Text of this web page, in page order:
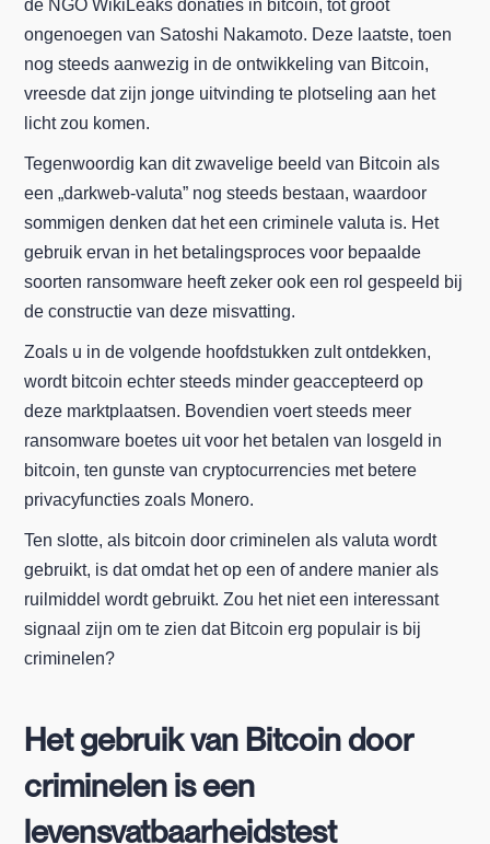
de NGO WikiLeaks donaties in bitcoin, tot groot
ongenoegen van Satoshi Nakamoto. Deze laatste, toen
nog steeds aanwezig in de ontwikkeling van Bitcoin,
vreesde dat zijn jonge uitvinding te plotseling aan het
licht zou komen.
Tegenwoordig kan dit zwavelige beeld van Bitcoin als
een „darkweb-valuta” nog steeds bestaan, waardoor
sommigen denken dat het een criminele valuta is. Het
gebruik ervan in het betalingsproces voor bepaalde
soorten ransomware heeft zeker ook een rol gespeeld bij
de constructie van deze misvatting.
Zoals u in de volgende hoofdstukken zult ontdekken,
wordt bitcoin echter steeds minder geaccepteerd op
deze marktplaatsen. Bovendien voert steeds meer
ransomware boetes uit voor het betalen van losgeld in
bitcoin, ten gunste van cryptocurrencies met betere
privacyfuncties zoals Monero.
Ten slotte, als bitcoin door criminelen als valuta wordt
gebruikt, is dat omdat het op een of andere manier als
ruilmiddel wordt gebruikt. Zou het niet een interessant
signaal zijn om te zien dat Bitcoin erg populair is bij
criminelen?
Het gebruik van Bitcoin door
criminelen is een
levensvatbaarheidstest